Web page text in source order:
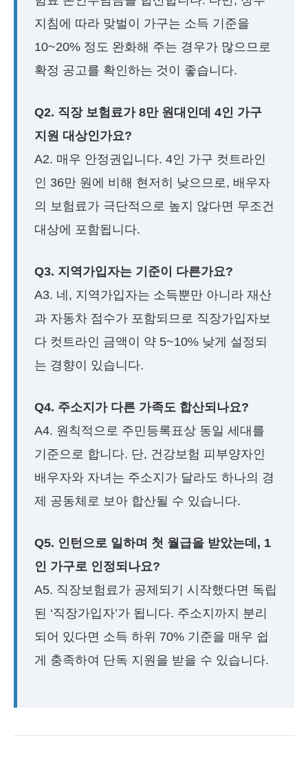
지침에 따라 맞벌이 가구는 소득 기준을
10~20% 정도 완화해 주는 경우가 많으므로
확정 공고를 확인하는 것이 좋습니다.
Q2. 직장 보험료가 8만 원대인데 4인 가구
지원 대상인가요?
A2. 매우 안정권입니다. 4인 가구 컷트라인
인 36만 원에 비해 현저히 낮으므로, 배우자
의 보험료가 극단적으로 높지 않다면 무조건
대상에 포함됩니다.
Q3. 지역가입자는 기준이 다른가요?
A3. 네, 지역가입자는 소득뿐만 아니라 재산
과 자동차 점수가 포함되므로 직장가입자보
다 컷트라인 금액이 약 5~10% 낮게 설정되
는 경향이 있습니다.
Q4. 주소지가 다른 가족도 합산되나요?
A4. 원칙적으로 주민등록표상 동일 세대를
기준으로 합니다. 단, 건강보험 피부양자인
배우자와 자녀는 주소지가 달라도 하나의 경
제 공동체로 보아 합산될 수 있습니다.
Q5. 인턴으로 일하며 첫 월급을 받았는데, 1
인 가구로 인정되나요?
A5. 직장보험료가 공제되기 시작했다면 독립
된 ‘직장가입자’가 됩니다. 주소지까지 분리
되어 있다면 소득 하위 70% 기준을 매우 쉽
게 충족하여 단독 지원을 받을 수 있습니다.